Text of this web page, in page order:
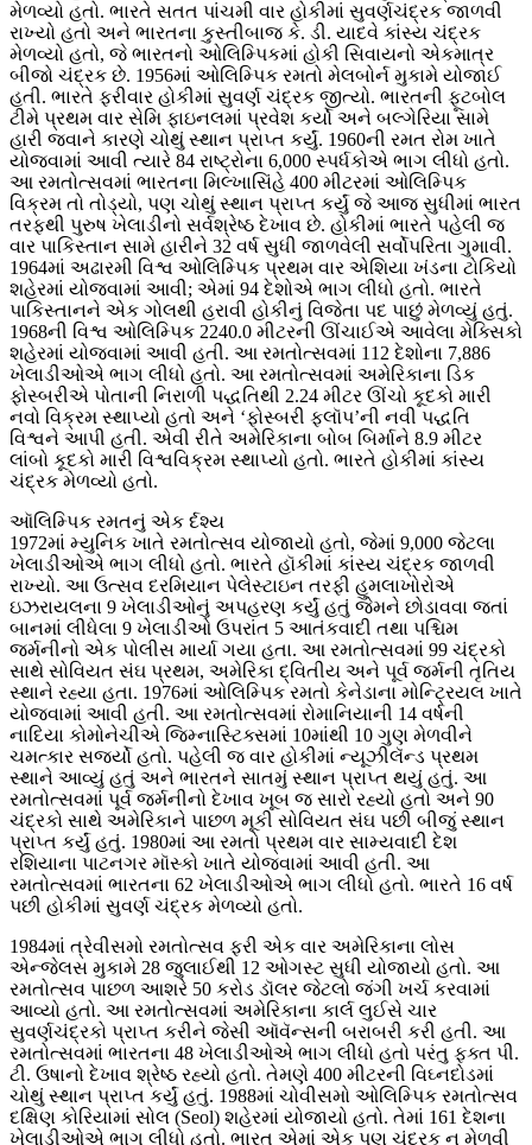
મેળવ્યો હતો. ભારતે સતત પાંચમી વાર હોકીમાં સુવર્ણચંદ્રક જાળવી
રાખ્યો હતો અને ભારતના કુસ્તીબાજ કે. ડી. યાદવે કાંસ્ય ચંદ્રક
મેળવ્યો હતો, જે ભારતનો ઓલિમ્પિકમાં હોકી સિવાયનો એકમાત્ર
બીજો ચંદ્રક છે. 1956માં ઓલિમ્પિક રમતો મેલબોર્ન મુકામે યોજાઈ
હતી. ભારતે ફરીવાર હોકીમાં સુવર્ણ ચંદ્રક જીત્યો. ભારતની ફૂટબોલ
ટીમે પ્રથમ વાર સેમિ ફાઇનલમાં પ્રવેશ કર્યો અને બલ્ગેરિયા સામે
હારી જવાને કારણે ચોથું સ્થાન પ્રાપ્ત કર્યું. 1960ની રમત રોમ ખાતે
યોજવામાં આવી ત્યારે 84 રાષ્ટ્રોના 6,000 સ્પર્ધકોએ ભાગ લીધો હતો.
આ રમતોત્સવમાં ભારતના મિલ્ખાસિંહે 400 મીટરમાં ઓલિમ્પિક
વિક્રમ તો તોડ્યો, પણ ચોથું સ્થાન પ્રાપ્ત કર્યું જે આજ સુધીમાં ભારત
તરફથી પુરુષ ખેલાડીનો સર્વશ્રેષ્ઠ દેખાવ છે. હોકીમાં ભારતે પહેલી જ
વાર પાકિસ્તાન સામે હારીને 32 વર્ષ સુધી જાળવેલી સર્વોપરિતા ગુમાવી.
1964માં અઢારમી વિશ્વ ઓલિમ્પિક પ્રથમ વાર એશિયા ખંડના ટોકિયો
શહેરમાં યોજવામાં આવી; એમાં 94 દેશોએ ભાગ લીધો હતો. ભારતે
પાકિસ્તાનને એક ગોલથી હરાવી હોકીનું વિજેતા પદ પાછું મેળવ્યું હતું.
1968ની વિશ્વ ઓલિમ્પિક 2240.0 મીટરની ઊંચાઈએ આવેલા મેક્સિકો
શહેરમાં યોજવામાં આવી હતી. આ રમતોત્સવમાં 112 દેશોના 7,886
ખેલાડીઓએ ભાગ લીધો હતો. આ રમતોત્સવમાં અમેરિકાના ડિક
ફોસ્બરીએ પોતાની નિરાળી પદ્ધતિથી 2.24 મીટર ઊંચો કૂદકો મારી
નવો વિક્રમ સ્થાપ્યો હતો અને ‘ફોસ્બરી ફ્લૉપ’ની નવી પદ્ધતિ
વિશ્વને આપી હતી. એવી રીતે અમેરિકાના બોબ બિર્માને 8.9 મીટર
લાંબો કૂદકો મારી વિશ્વવિક્રમ સ્થાપ્યો હતો. ભારતે હોકીમાં કાંસ્ય
ચંદ્રક મેળવ્યો હતો.
ઑલિમ્પિક રમતનું એક ર્દશ્ય
1972માં મ્યુનિક ખાતે રમતોત્સવ યોજાયો હતો, જેમાં 9,000 જેટલા
ખેલાડીઓએ ભાગ લીધો હતો. ભારતે હૉકીમાં કાંસ્ય ચંદ્રક જાળવી
રાખ્યો. આ ઉત્સવ દરમિયાન પેલેસ્ટાઇન તરફી હુમલાખોરોએ
ઇઝરાયલના 9 ખેલાડીઓનું અપહરણ કર્યું હતું જેમને છોડાવવા જતાં
બાનમાં લીધેલા 9 ખેલાડીઓ ઉપરાંત 5 આતંકવાદી તથા પશ્ચિમ
જર્મનીનો એક પોલીસ માર્યા ગયા હતા. આ રમતોત્સવમાં 99 ચંદ્રકો
સાથે સોવિયત સંઘ પ્રથમ, અમેરિકા દ્વિતીય અને પૂર્વ જર્મની તૃતિય
સ્થાને રહ્યા હતા. 1976માં ઓલિમ્પિક રમતો કેનેડાના મોન્ટ્રિયલ ખાતે
યોજવામાં આવી હતી. આ રમતોત્સવમાં રોમાનિયાની 14 વર્ષની
નાદિયા કોમોનેચીએ જિમ્નાસ્ટિક્સમાં 10માંથી 10 ગુણ મેળવીને
ચમત્કાર સર્જ્યો હતો. પહેલી જ વાર હોકીમાં ન્યૂઝીલૅન્ડ પ્રથમ
સ્થાને આવ્યું હતું અને ભારતને સાતમું સ્થાન પ્રાપ્ત થયું હતું. આ
રમતોત્સવમાં પૂર્વ જર્મનીનો દેખાવ ખૂબ જ સારો રહ્યો હતો અને 90
ચંદ્રકો સાથે અમેરિકાને પાછળ મૂકી સોવિયત સંઘ પછી બીજું સ્થાન
પ્રાપ્ત કર્યું હતું. 1980માં આ રમતો પ્રથમ વાર સામ્યવાદી દેશ
રશિયાના પાટનગર મૉસ્કો ખાતે યોજવામાં આવી હતી. આ
રમતોત્સવમાં ભારતના 62 ખેલાડીઓએ ભાગ લીધો હતો. ભારતે 16 વર્ષ
પછી હોકીમાં સુવર્ણ ચંદ્રક મેળવ્યો હતો.
1984માં ત્રેવીસમો રમતોત્સવ ફરી એક વાર અમેરિકાના લોસ
એન્જેલસ મુકામે 28 જુલાઈથી 12 ઓગસ્ટ સુધી યોજાયો હતો. આ
રમતોત્સવ પાછળ આશરે 50 કરોડ ડૉલર જેટલો જંગી ખર્ચ કરવામાં
આવ્યો હતો. આ રમતોત્સવમાં અમેરિકાના કાર્લ લુઈસે ચાર
સુવર્ણચંદ્રકો પ્રાપ્ત કરીને જેસી ઑવૅન્સની બરાબરી કરી હતી. આ
રમતોત્સવમાં ભારતના 48 ખેલાડીઓએ ભાગ લીધો હતો પરંતુ ફક્ત પી.
ટી. ઉષાનો દેખાવ શ્રેષ્ઠ રહ્યો હતો. તેમણે 400 મીટરની વિઘ્નદોડમાં
ચોથું સ્થાન પ્રાપ્ત કર્યું હતું. 1988માં ચોવીસમો ઓલિમ્પિક રમતોત્સવ
દક્ષિણ કોરિયામાં સોલ (Seol) શહેરમાં યોજાયો હતો. તેમાં 161 દેશના
ખેલાડીઓએ ભાગ લીધો હતો. ભારત એમાં એક પણ ચંદ્રક ન મેળવી